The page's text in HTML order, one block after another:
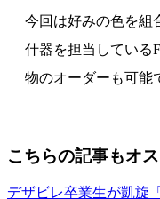
今回は好みの色を組
什器を担当している
物のオーダーも可能
こちらの記事もオ
デザビレ卒業生が凱旋